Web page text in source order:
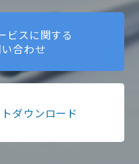
ビスに関する
合わせ
ダウンロード